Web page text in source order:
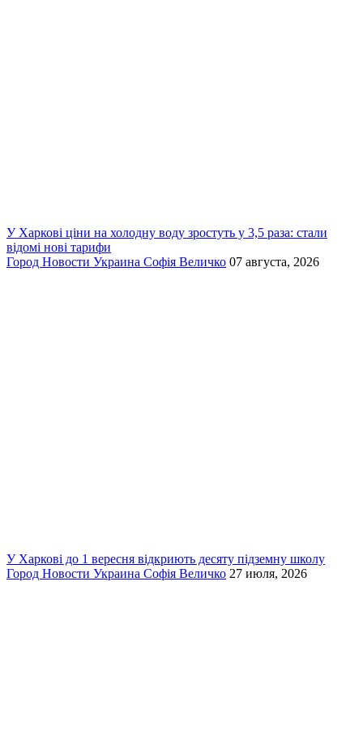
У Харкові ціни на холодну воду зростуть у 3,5 раза: стали
відомі нові тарифи
Город Новости Украина Софія Величко 07 августа, 2026
У Харкові до 1 вересня відкриють десяту підземну школу
Город Новости Украина Софія Величко 27 июля, 2026